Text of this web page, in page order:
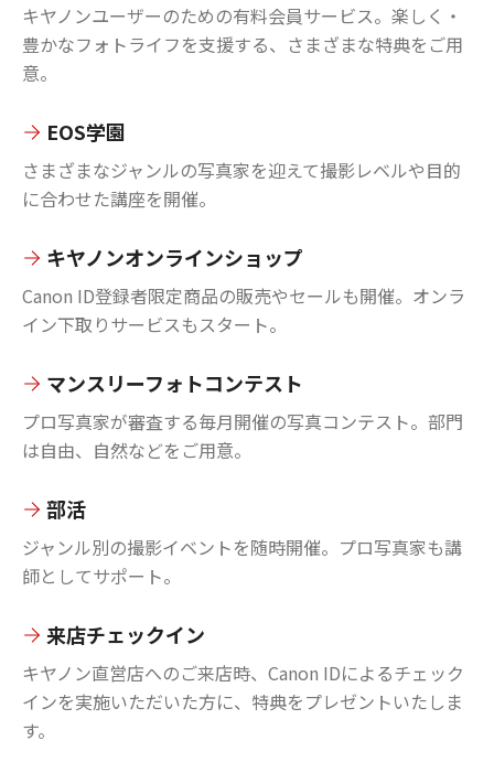
キヤノンユーザーのための有料会員サービス。楽しく・
豊かなフォトライフを支援する、さまざまな特典をご用
意。
EOS学園
さまざまなジャンルの写真家を迎えて撮影レベルや目的
に合わせた講座を開催。
キヤノンオンラインショップ
Canon ID登録者限定商品の販売やセールも開催。オンラ
イン下取りサービスもスタート。
マンスリーフォトコンテスト
プロ写真家が審査する毎月開催の写真コンテスト。部門
は自由、自然などをご用意。
部活
ジャンル別の撮影イベントを随時開催。プロ写真家も講
師としてサポート。
来店チェックイン
キヤノン直営店へのご来店時、Canon IDによるチェック
インを実施いただいた方に、特典をプレゼントいたしま
す。